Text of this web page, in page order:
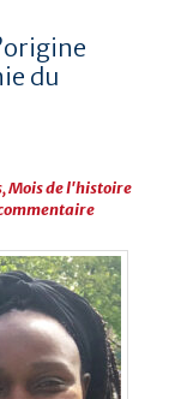
du
,Mois de l'histoire